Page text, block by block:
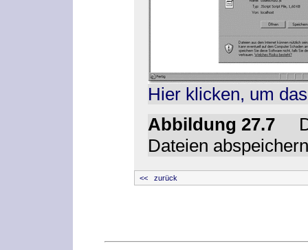
Hier klicken, um
Abbildung 27.7
Dateien
<< zurück